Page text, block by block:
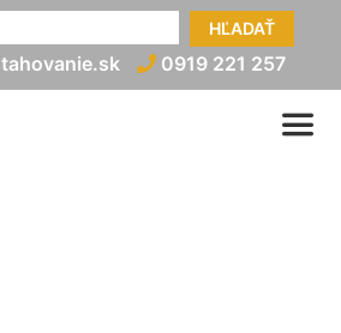
HĽADAŤ
0919 221 257